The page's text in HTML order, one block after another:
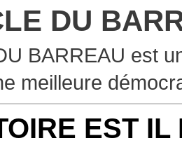
DU
BARREAU est
meilleure
EST IL